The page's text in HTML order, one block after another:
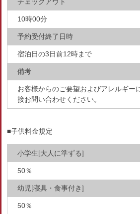
10時00分
予約受付終了日時
宿泊日の3日前12時まで
備考
お客様からのご要望およびアレルギー
接お問い合わせください。
■子供料金規定
小学生[大人に準ずる]
50％
幼児[寝具・食事付き]
50％